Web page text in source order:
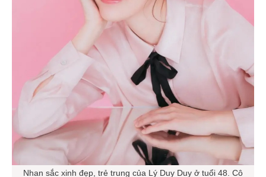
Nhan sắc xinh đẹp, trẻ trung của Lý Duy Duy ở tuổi 48. Cô